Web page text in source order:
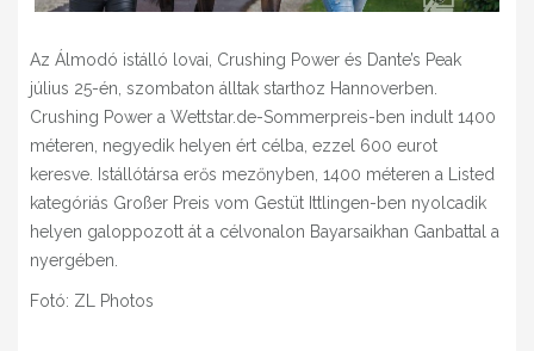
Az Álmodó istálló lovai, Crushing Power és Dante’s Peak
július 25-én, szombaton álltak starthoz Hannoverben.
Crushing Power a Wettstar.de-Sommerpreis-ben indult 1400
méteren, negyedik helyen ért célba, ezzel 600 eurot
keresve. Istállótársa erős mezőnyben, 1400 méteren a Listed
kategóriás Großer Preis vom Gestüt Ittlingen-ben nyolcadik
helyen galoppozott át a célvonalon Bayarsaikhan Ganbattal a
nyergében.
Fotó: ZL Photos